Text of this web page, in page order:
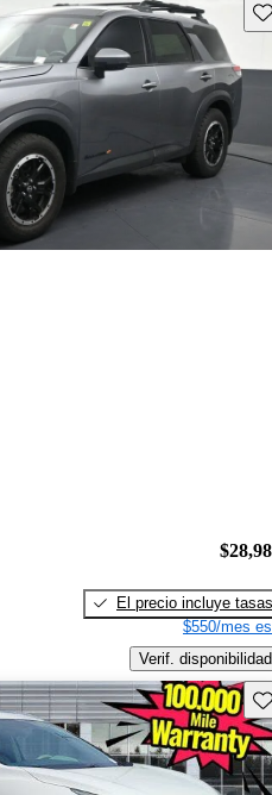
El precio incluye tasas
$550/mes
Verif. disponibilidad